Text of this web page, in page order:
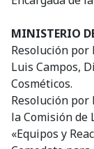
MINISTERIO
Resolución por
Luis Campos,
Cosméticos.
Resolución por
la Comisión de
«Equipos y